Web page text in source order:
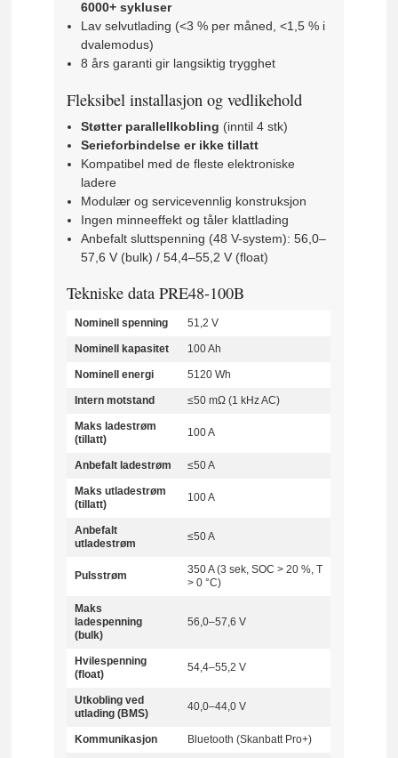
6000+ sykluser
Lav selvutlading (<3 % per måned, <1,5 % i
dvalemodus)
8 års garanti gir langsiktig trygghet
Fleksibel installasjon og vedlikehold
Støtter parallellkobling (inntil 4 stk)
Serieforbindelse er ikke tillatt
Kompatibel med de fleste elektroniske
ladere
Modulær og servicevennlig konstruksjon
Ingen minneeffekt og tåler klattlading
Anbefalt sluttspenning (48 V-system): 56,0–
57,6 V (bulk) / 54,4–55,2 V (float)
Tekniske data PRE48-100B
Nominell spenning 51,2 V
Nominell kapasitet 100 Ah
Nominell energi 5120 Wh
Intern motstand ≤50 mΩ (1 kHz AC)
Maks ladestrøm
(tillatt)
100 A
Anbefalt ladestrøm ≤50 A
Maks utladestrøm
(tillatt)
100 A
Anbefalt
utladestrøm
≤50 A
Pulsstrøm
350 A (3 sek, SOC > 20 %, T
> 0 °C)
Maks
ladespenning
(bulk)
56,0–57,6 V
Hvilespenning
(float)
54,4–55,2 V
Utkobling ved
utlading (BMS)
40,0–44,0 V
Kommunikasjon Bluetooth (Skanbatt Pro+)